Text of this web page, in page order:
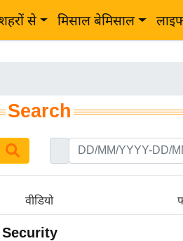
से मिसाल बेमिसाल
Search
वीडियो